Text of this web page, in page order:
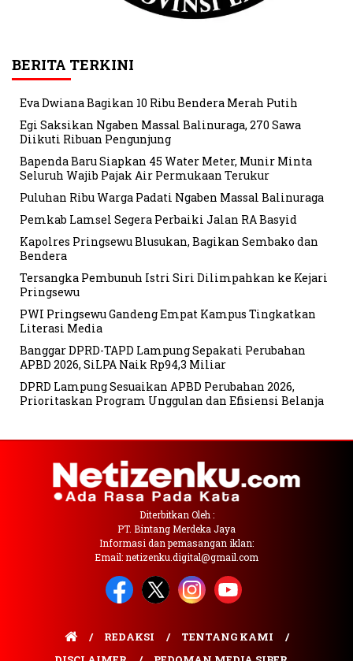
BERITA TERKINI
Eva Dwiana Bagikan 10 Ribu Bendera Merah Putih
Egi Saksikan Ngaben Massal Balinuraga, 270 Sawa
Diikuti Ribuan Pengunjung
Bapenda Baru Siapkan 45 Water Meter, Munir Minta
Seluruh Wajib Pajak Air Permukaan Terukur
Puluhan Ribu Warga Padati Ngaben Massal Balinuraga
Pemkab Lamsel Segera Perbaiki Jalan RA Basyid
Kapolres Pringsewu Blusukan, Bagikan Sembako dan
Bendera
Tersangka Pembunuh Istri Siri Dilimpahkan ke Kejari
Pringsewu
PWI Pringsewu Gandeng Empat Kampus Tingkatkan
Literasi Media
Banggar DPRD-TAPD Lampung Sepakati Perubahan
APBD 2026, SiLPA Naik Rp94,3 Miliar
DPRD Lampung Sesuaikan APBD Perubahan 2026,
Prioritaskan Program Unggulan dan Efisiensi Belanja
Diterbitkan Oleh :
PT. Bintang Merdeka Jaya
Informasi dan pemasangan iklan:
Email: netizenku.digital@gmail.com
REDAKSI
TENTANG KAMI